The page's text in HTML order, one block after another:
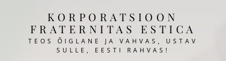
KORPORATSIOON
FRATERNITAS ESTICA
TEOS ÕIGLANE JA VAHVAS, USTAV
SULLE, EESTI RAHVAS!